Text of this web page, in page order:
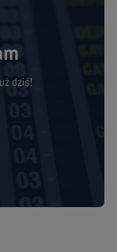
dziś!